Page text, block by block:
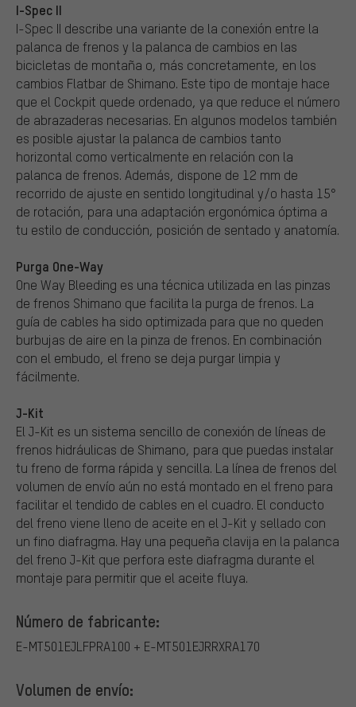
I-Spec II
I-Spec II describe una variante de la conexión entre la
palanca de frenos y la palanca de cambios en las
bicicletas de montaña o, más concretamente, en los
cambios Flatbar de Shimano. Este tipo de montaje hace
que el Cockpit quede ordenado, ya que reduce el número
de abrazaderas necesarias. En algunos modelos también
es posible ajustar la palanca de cambios tanto
horizontal como verticalmente en relación con la
palanca de frenos. Además, dispone de 12 mm de
recorrido de ajuste en sentido longitudinal y/o hasta 15°
de rotación, para una adaptación ergonómica óptima a
tu estilo de conducción, posición de sentado y anatomía.
Purga One-Way
One Way Bleeding es una técnica utilizada en las pinzas
de frenos Shimano que facilita la purga de frenos. La
guía de cables ha sido optimizada para que no queden
burbujas de aire en la pinza de frenos. En combinación
con el embudo, el freno se deja purgar limpia y
fácilmente.
J-Kit
El J-Kit es un sistema sencillo de conexión de líneas de
frenos hidráulicas de Shimano, para que puedas instalar
tu freno de forma rápida y sencilla. La línea de frenos del
volumen de envío aún no está montado en el freno para
facilitar el tendido de cables en el cuadro. El conducto
del freno viene lleno de aceite en el J-Kit y sellado con
un fino diafragma. Hay una pequeña clavija en la palanca
del freno J-Kit que perfora este diafragma durante el
montaje para permitir que el aceite fluya.
Número de fabricante:
E-MT501EJLFPRA100 + E-MT501EJRRXRA170
Volumen de envío: